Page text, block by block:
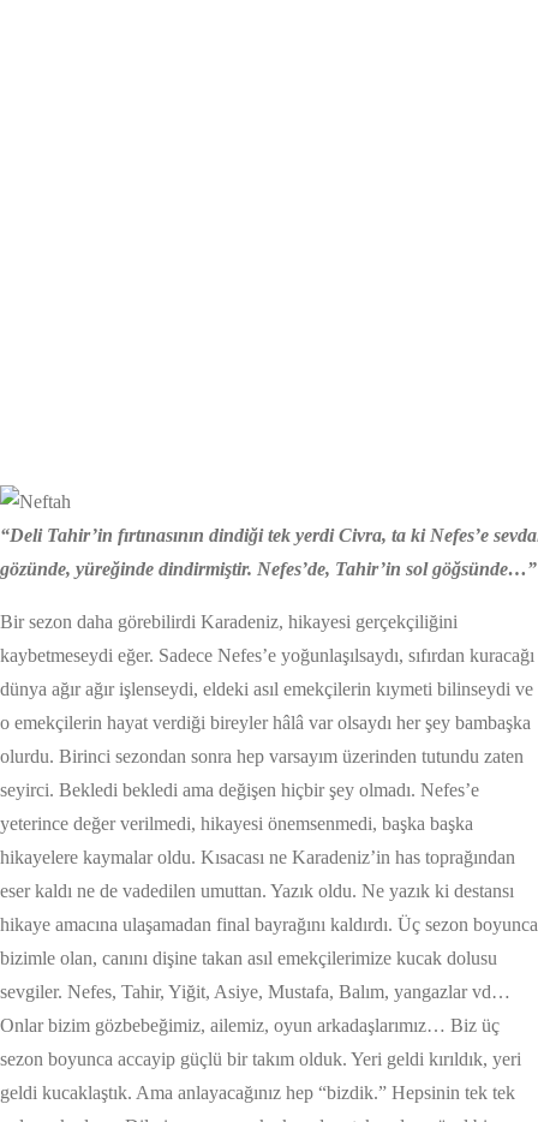
“Deli Tahir’in fırtınasının dindiği tek yerdi Civra, ta ki Nefes’e
gözünde, yüreğinde dindirmiştir. Nefes’de, Tahir’in sol göğsünde…”
Bir sezon daha görebilirdi Karadeniz, hikayesi gerçekçiliğini
kaybetmeseydi eğer. Sadece Nefes’e yoğunlaşılsaydı, sıfırdan kuracağı
dünya ağır ağır işlenseydi, eldeki asıl emekçilerin kıymeti bilinseydi ve
o emekçilerin hayat verdiği bireyler hâlâ var olsaydı her şey bambaşka
olurdu. Birinci sezondan sonra hep varsayım üzerinden tutundu zaten
seyirci. Bekledi bekledi ama değişen hiçbir şey olmadı. Nefes’e
yeterince değer verilmedi, hikayesi önemsenmedi, başka başka
hikayelere kaymalar oldu. Kısacası ne Karadeniz’in has toprağından
eser kaldı ne de vadedilen umuttan. Yazık oldu. Ne yazık ki destansı
hikaye amacına ulaşamadan final bayrağını kaldırdı. Üç sezon boyunca
bizimle olan, canını dişine takan asıl emekçilerimize kucak dolusu
sevgiler. Nefes, Tahir, Yiğit, Asiye, Mustafa, Balım, yangazlar vd…
Onlar bizim gözbebeğimiz, ailemiz, oyun arkadaşlarımız… Biz üç
sezon boyunca accayip güçlü bir takım olduk. Yeri geldi kırıldık, yeri
geldi kucaklaştık. Ama anlayacağınız hep “bizdik.” Hepsinin tek tek